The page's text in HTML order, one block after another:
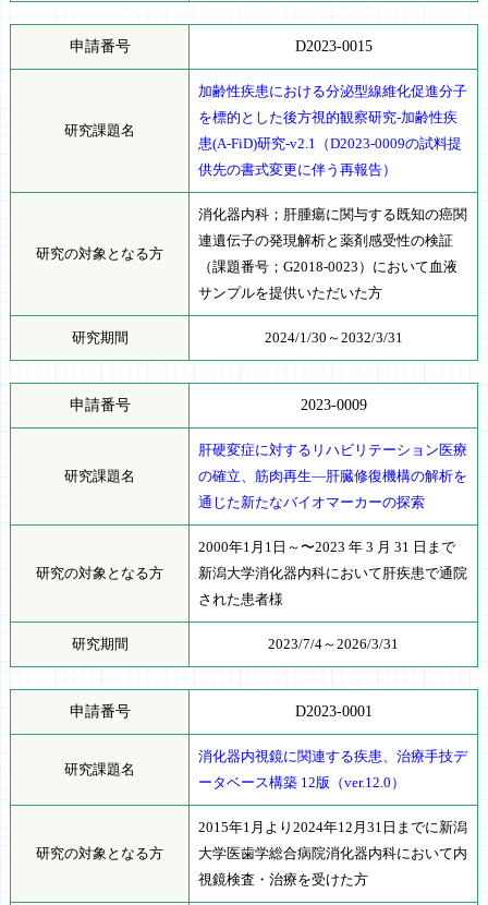
申請番号 D2023-0015
研究課題名
加齢性疾患における分泌型線維化促進分子
を標的とした後方視的観察研究-加齢性疾
患(A-FiD)研究-v2.1（D2023-0009の試料提
供先の書式変更に伴う再報告）
研究の対象となる方
消化器内科；肝腫瘍に関与する既知の癌関
連遺伝子の発現解析と薬剤感受性の検証
（課題番号；G2018-0023）において血液
サンプルを提供いただいた方
研究期間 2024/1/30～2032/3/31
申請番号 2023-0009
研究課題名
肝硬変症に対するリハビリテーション医療
の確立、筋肉再生―肝臓修復機構の解析を
通じた新たなバイオマーカーの探索
研究の対象となる方
2000年1月1日～〜2023 年 3 月 31 日まで
新潟大学消化器内科において肝疾患で通院
された患者様
研究期間 2023/7/4～2026/3/31
申請番号 D2023-0001
研究課題名
消化器内視鏡に関連する疾患、治療手技デ
ータベース構築 12版（ver.12.0）
研究の対象となる方
2015年1月より2024年12月31日までに新潟
大学医歯学総合病院消化器内科において内
視鏡検査・治療を受けた方